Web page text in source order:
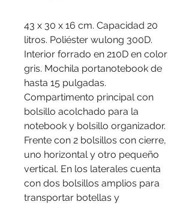
43 x 30 x 16 cm. Capacidad 20
litros. Poliéster wulong 300D.
Interior forrado en 210D en color
gris. Mochila portanotebook de
hasta 15 pulgadas.
Compartimento principal con
bolsillo acolchado para la
notebook y bolsillo organizador.
Frente con 2 bolsillos con cierre,
uno horizontal y otro pequeño
vertical. En los laterales cuenta
con dos bolsillos amplios para
transportar botellas y